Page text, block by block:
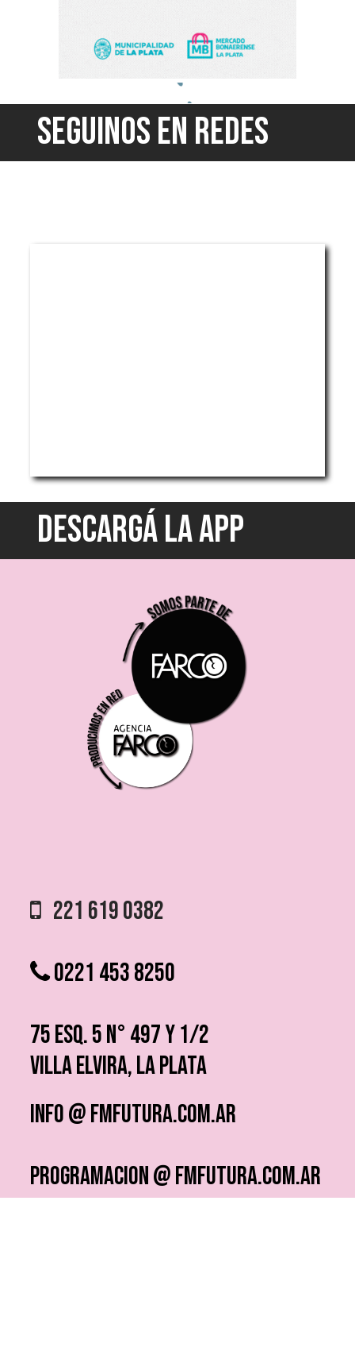
SEGUINOS EN REDES
DESCARGÁ LA APP
221 619 0382
0221 453 8250
75 ESQ. 5 N° 497 y 1/2
VILLA ELVIRA, LA PLATA
info @ fmfutura.com.ar
programacion @ fmfutura.com.ar